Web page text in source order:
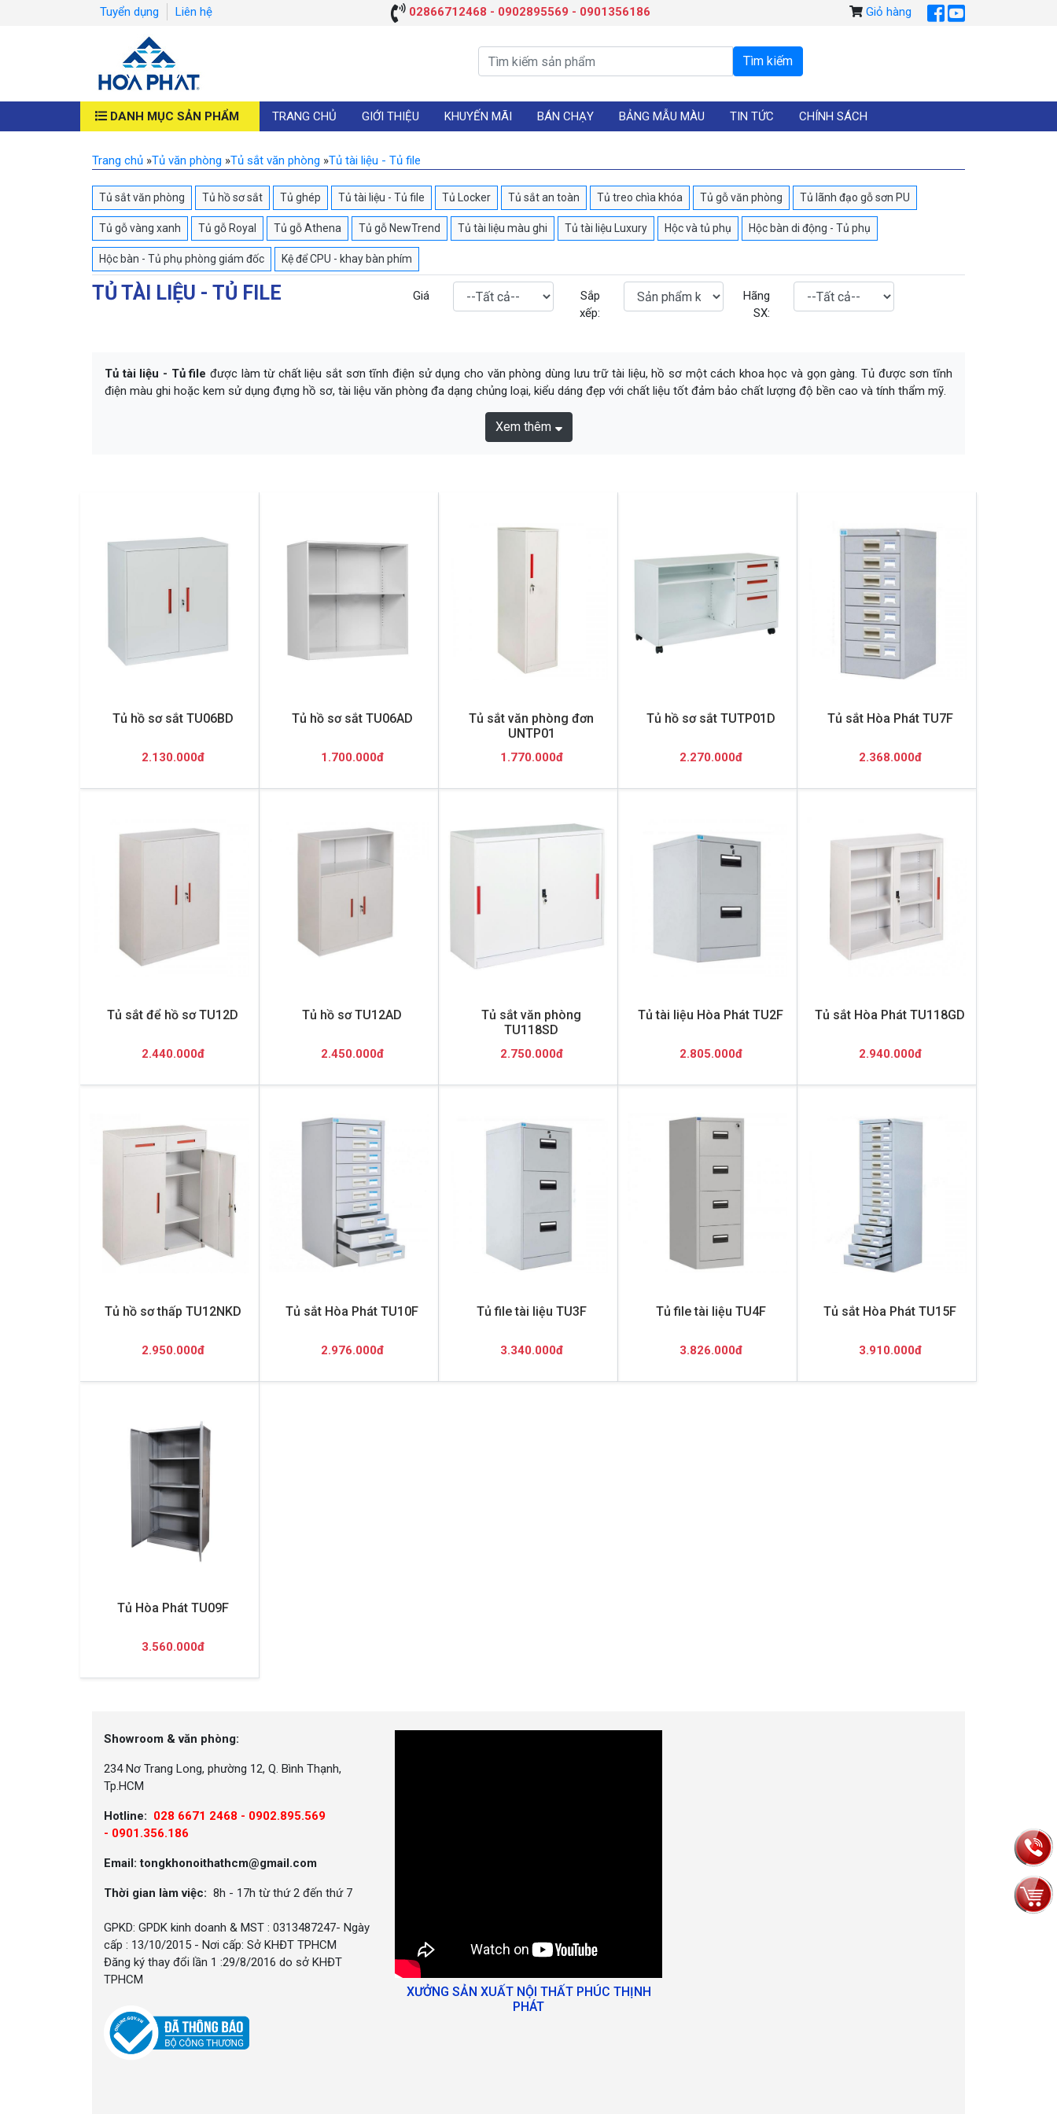
Tuyển dụng Liên hệ 02866712468 - 0902895569 - 0901356186 Giỏ hàng
DANH MỤC SẢN PHẨM TRANG CHỦ GIỚI THIỆU KHUYẾN MÃI BÁN CHẠY BẢNG MẪU MÀU TIN TỨC CHÍNH SÁCH
Trang chủ »Tủ văn phòng »Tủ sắt văn phòng »Tủ tài liệu - Tủ file
Tủ sắt văn phòng Tủ hồ sơ sắt Tủ ghép Tủ tài liệu - Tủ file Tủ Locker Tủ sắt an toàn Tủ treo chìa khóa Tủ gỗ văn phòng Tủ lãnh đạo gỗ sơn PU
Tủ gỗ vàng xanh Tủ gỗ Royal Tủ gỗ Athena Tủ gỗ NewTrend Tủ tài liệu màu ghi Tủ tài liệu Luxury Hộc và tủ phụ Hộc bàn di động - Tủ phụ
Hộc bàn - Tủ phụ phòng giám đốc Kệ để CPU - khay bàn phím
TỦ TÀI LIỆU - TỦ FILE Giá
Sắp
xếp:
Hãng
SX:
Tủ tài liệu - Tủ file được làm từ chất liệu sắt sơn tĩnh điện sử dụng cho văn phòng dùng lưu trữ tài liệu, hồ sơ một cách khoa học và gọn gàng. Tủ được sơn tĩnh
điện màu ghi hoặc kem sử dụng đựng hồ sơ, tài liệu văn phòng đa dạng chủng loại, kiểu dáng đẹp với chất liệu tốt đảm bảo chất lượng độ bền cao và tính thẩm mỹ.
Xem thêm
Tủ hồ sơ sắt TU06BD
2.130.000đ
Tủ hồ sơ sắt TU06AD
1.700.000đ
Tủ sắt văn phòng đơn
UNTP01
1.770.000đ
Tủ hồ sơ sắt TUTP01D
2.270.000đ
Tủ sắt Hòa Phát TU7F
2.368.000đ
Tủ sắt để hồ sơ TU12D
2.440.000đ
Tủ hồ sơ TU12AD
2.450.000đ
Tủ sắt văn phòng
TU118SD
2.750.000đ
Tủ tài liệu Hòa Phát TU2F
2.805.000đ
Tủ sắt Hòa Phát TU118GD
2.940.000đ
Tủ hồ sơ thấp TU12NKD
2.950.000đ
Tủ sắt Hòa Phát TU10F
2.976.000đ
Tủ file tài liệu TU3F
3.340.000đ
Tủ file tài liệu TU4F
3.826.000đ
Tủ sắt Hòa Phát TU15F
3.910.000đ
Tủ Hòa Phát TU09F
3.560.000đ
Showroom & văn phòng:
234 Nơ Trang Long, phường 12, Q. Bình Thạnh,
Tp.HCM
Hotline: 028 6671 2468 - 0902.895.569
- 0901.356.186
Email: tongkhonoithathcm@gmail.com
Thời gian làm việc: 8h - 17h từ thứ 2 đến thứ 7
GPKD: GPDK kinh doanh & MST : 0313487247- Ngày
cấp : 13/10/2015 - Nơi cấp: Sở KHĐT TPHCM
Đăng ký thay đổi lần 1 :29/8/2016 do sở KHĐT
TPHCM
XƯỞNG SẢN XUẤT NỘI THẤT PHÚC THỊNH
PHÁT